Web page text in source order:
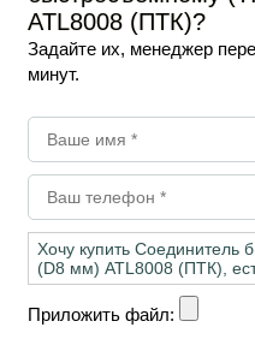
ATL8008 (ПТК)?
Задайте их, менеджер
минут.
Приложить файл: